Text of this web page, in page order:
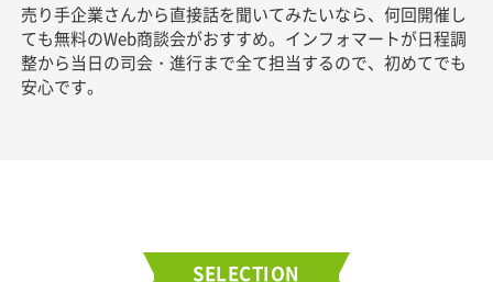
売り手企業さんから直接話を聞いてみたいなら、何回開催し
ても無料のWeb商談会がおすすめ。インフォマートが日程調
整から当日の司会・進行まで全て担当するので、初めてでも
安心です。
SELECTION